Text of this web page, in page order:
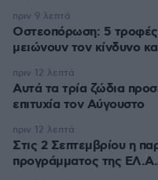
Οστεοπόρωση: 5
μειώνουν τον κίνδυνο
πριν 9 λεπτά
Αυτά τα τρία ζώδια
επιτυχία τον Αύγουστο
πριν 12 λεπτά
Στις 2 Σεπτεμβρίου η
προγράμματος της
πριν 12 λεπτά